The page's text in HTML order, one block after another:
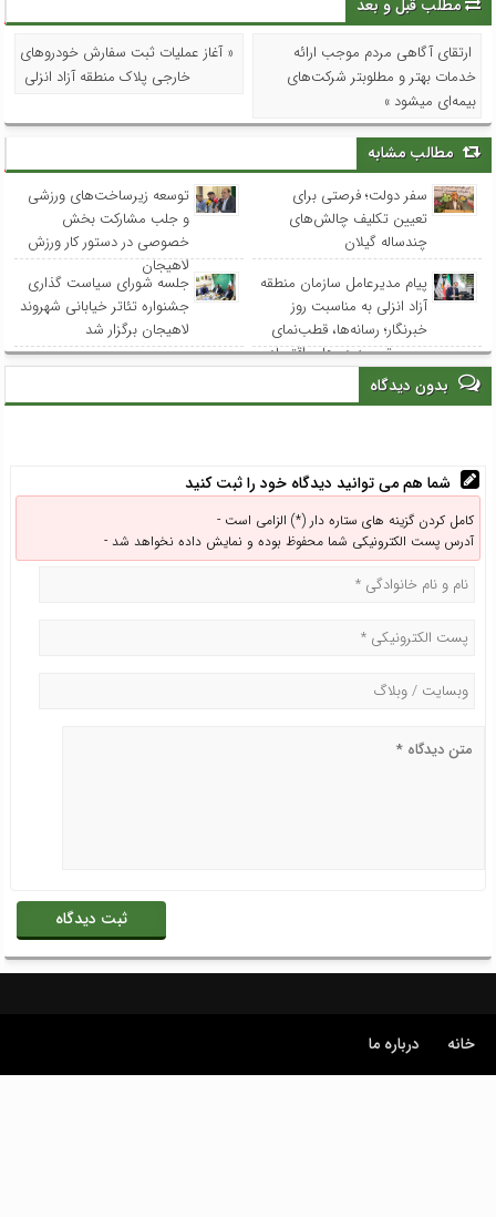
مطلب قبل و بعد
ارتقای آگاهی مردم موجب ارائه
خدمات بهتر و مطلوبتر شرکت‌های
بیمه‌ای میشود »
« آغاز عملیات ثبت سفارش خودروهای
خارجی پلاک منطقه آزاد انزلی
مطالب مشابه
سفر دولت؛ فرصتی برای
تعیین تکلیف چالش‌های
چندساله گیلان
توسعه زیرساخت‌های ورزشی
و جلب مشارکت بخش
خصوصی در دستور کار ورزش
لاهیجان
پیام مدیرعامل سازمان منطقه
آزاد انزلی به مناسبت روز
خبرنگار؛ رسانه‌ها، قطب‌نمای
مسیر توسعه در هاب اقتصادی
شمال کشور
جلسه شورای سیاست گذاری
جشنواره تئاتر خیابانی شهروند
لاهیجان برگزار شد
بدون دیدگاه
شما هم می توانید دیدگاه خود را ثبت کنید
کامل کردن گزینه های ستاره دار (*) الزامی است -
آدرس پست الکترونیکی شما محفوظ بوده و نمایش داده نخواهد شد -
خانه درباره ما